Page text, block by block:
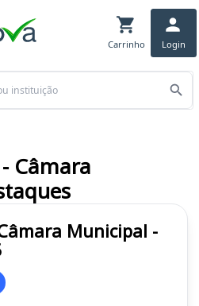
Carrinho Login
Municipal -
Câmara